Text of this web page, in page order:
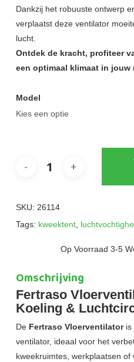
Dankzij het robuuste ontwerp
verplaatst deze ventilator
lucht.
Ontdek de kracht, profiteer
een optimaal klimaat in jouw
Model
SKU: 26114
Tags: kweektent,
Op Voorraad 3-5
Omschrijving
Fertraso
Koeling &
De Fertraso Vloerventilatoris
ventilator, ideaal voor het
kweekruimtes, werkplaatsen of